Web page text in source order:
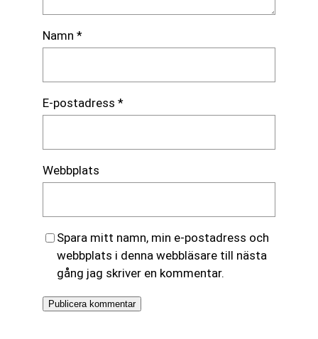
Namn *
E-postadress *
Webbplats
Spara mitt namn, min e-postadress och
webbplats i denna webbläsare till nästa
gång jag skriver en kommentar.